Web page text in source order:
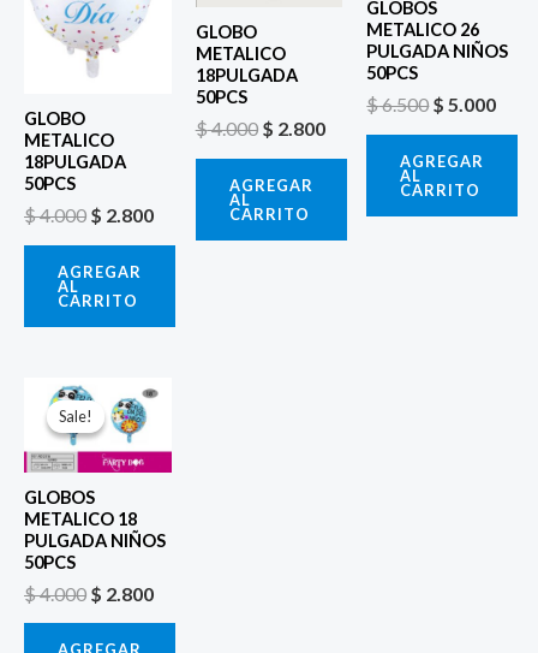
GLOBO
METALICO
18PULGADA
50PCS
$4.000 $ 2.800
AGREGAR
AL
CARRITO
GLOBO
METALICO
18PULGADA
50PCS
$4.000 $ 2.800
AGREGAR
AL
CARRITO
GLOBOS
METALICO 26
PULGADA NIÑOS
50PCS
$6.500$ 5.000
AGREGAR
AL
CARRITO
Sale!
Sale!
GLOBOS
METALICO 18
PULGADA NIÑOS
50PCS
$4.000
El
precio
original
era:
$ 2.800
El